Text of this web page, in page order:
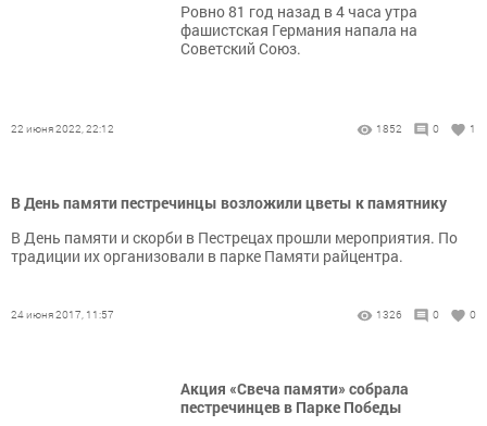
Ровно 81 год назад в 4 часа утра
фашистская Германия напала на
Советский Союз.
22 июня 2022, 22:12 1852 0 1
В День памяти пестречинцы возложили цветы к памятнику
В День памяти и скорби в Пестрецах прошли мероприятия. По
традиции их организовали в парке Памяти райцентра.
24 июня 2017, 11:57 1326 0 0
Акция «Свеча памяти» собрала
пестречинцев в Парке Победы